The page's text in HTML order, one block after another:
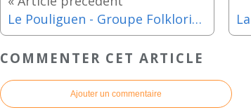
Le Pouliguen - Groupe Folklorique de Cuba en concert dans le Bois du Pouliguen - Mardi 19 août 2025
COMMENTER CET ARTICLE
Ajouter un commentaire